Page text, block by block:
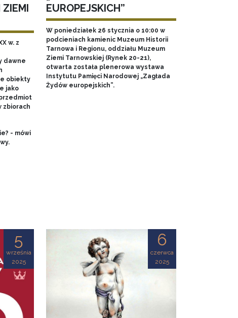
w. z
dawne
obiekty
jako
zbiorach
- mówi
EUROPEJSKICH”
W poniedziałek 26 stycznia o 10:00 w
podcieniach kamienic Muzeum Historii
Tarnowa i Regionu, oddziału Muzeum
Ziemi Tarnowskiej (Rynek 20-21),
otwarta została plenerowa wystawa
Instytutu Pamięci Narodowej „Zagłada
Żydów europejskich”.
5
września
2025
6
czerwca
2025